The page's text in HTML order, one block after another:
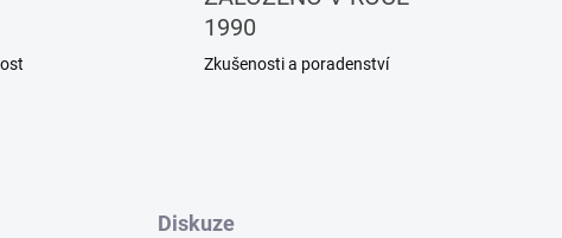
1990
Zkušenosti a poradenství
Diskuze